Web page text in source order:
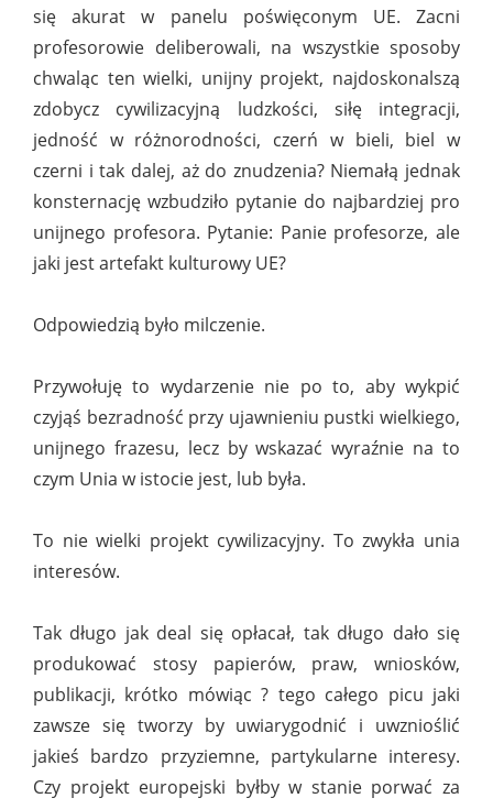
się akurat w panelu poświęconym UE. Zacni
profesorowie deliberowali, na wszystkie sposoby
chwaląc ten wielki, unijny projekt, najdoskonalszą
zdobycz cywilizacyjną ludzkości, siłę integracji,
jedność w różnorodności, czerń w bieli, biel w
czerni i tak dalej, aż do znudzenia? Niemałą jednak
konsternację wzbudziło pytanie do najbardziej pro
unijnego profesora. Pytanie: Panie profesorze, ale
jaki jest artefakt kulturowy UE?
Odpowiedzią było milczenie.
Przywołuję to wydarzenie nie po to, aby wykpić
czyjąś bezradność przy ujawnieniu pustki wielkiego,
unijnego frazesu, lecz by wskazać wyraźnie na to
czym Unia w istocie jest, lub była.
To nie wielki projekt cywilizacyjny. To zwykła unia
interesów.
Tak długo jak deal się opłacał, tak długo dało się
produkować stosy papierów, praw, wniosków,
publikacji, krótko mówiąc ? tego całego picu jaki
zawsze się tworzy by uwiarygodnić i uwznioślić
jakieś bardzo przyziemne, partykularne interesy.
Czy projekt europejski byłby w stanie porwać za